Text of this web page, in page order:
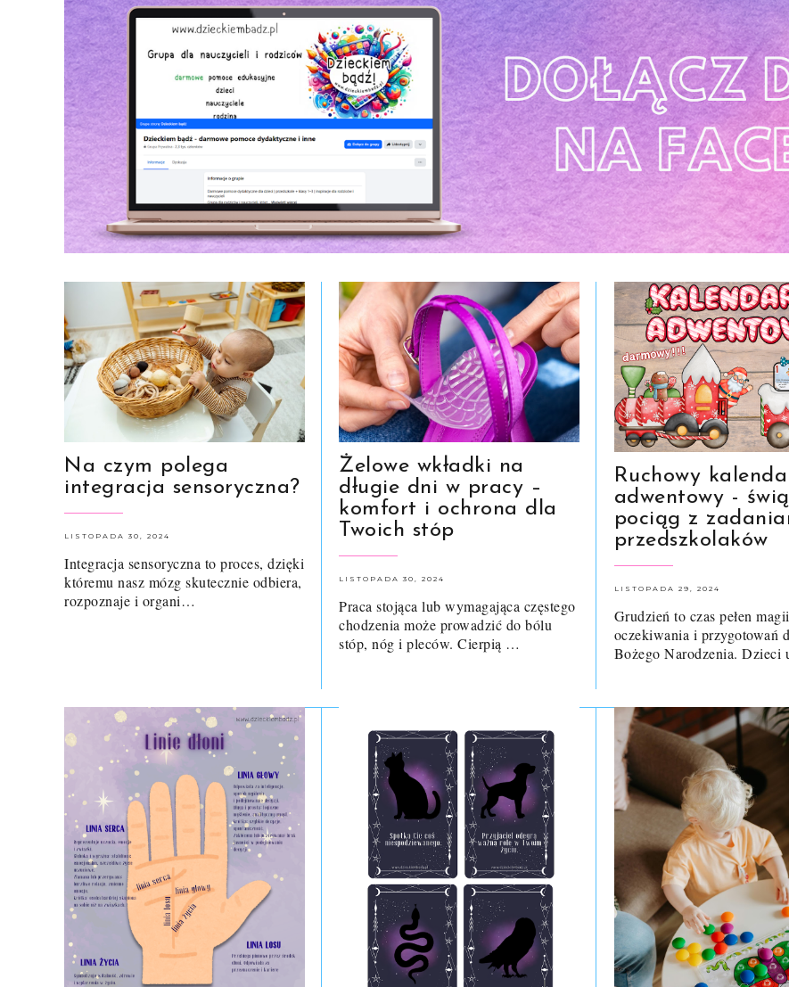
Na czym polega
integracja sensoryczna?
LISTOPADA 30, 2024
Integracja sensoryczna to proces, dzięki
któremu nasz mózg skutecznie odbiera,
rozpoznaje i organi…
Żelowe wkładki na
długie dni w pracy –
komfort i ochrona dla
Twoich stóp
LISTOPADA 30, 2024
Praca stojąca lub wymagająca częstego
chodzenia może prowadzić do bólu
stóp, nóg i pleców. Cierpią …
Ruchowy
adwentowy -
pociąg z
przedszkolaków
LISTOPADA 29, 2024
Grudzień to czas pełen
oczekiwania i przygotowań
Bożego Narodzenia.